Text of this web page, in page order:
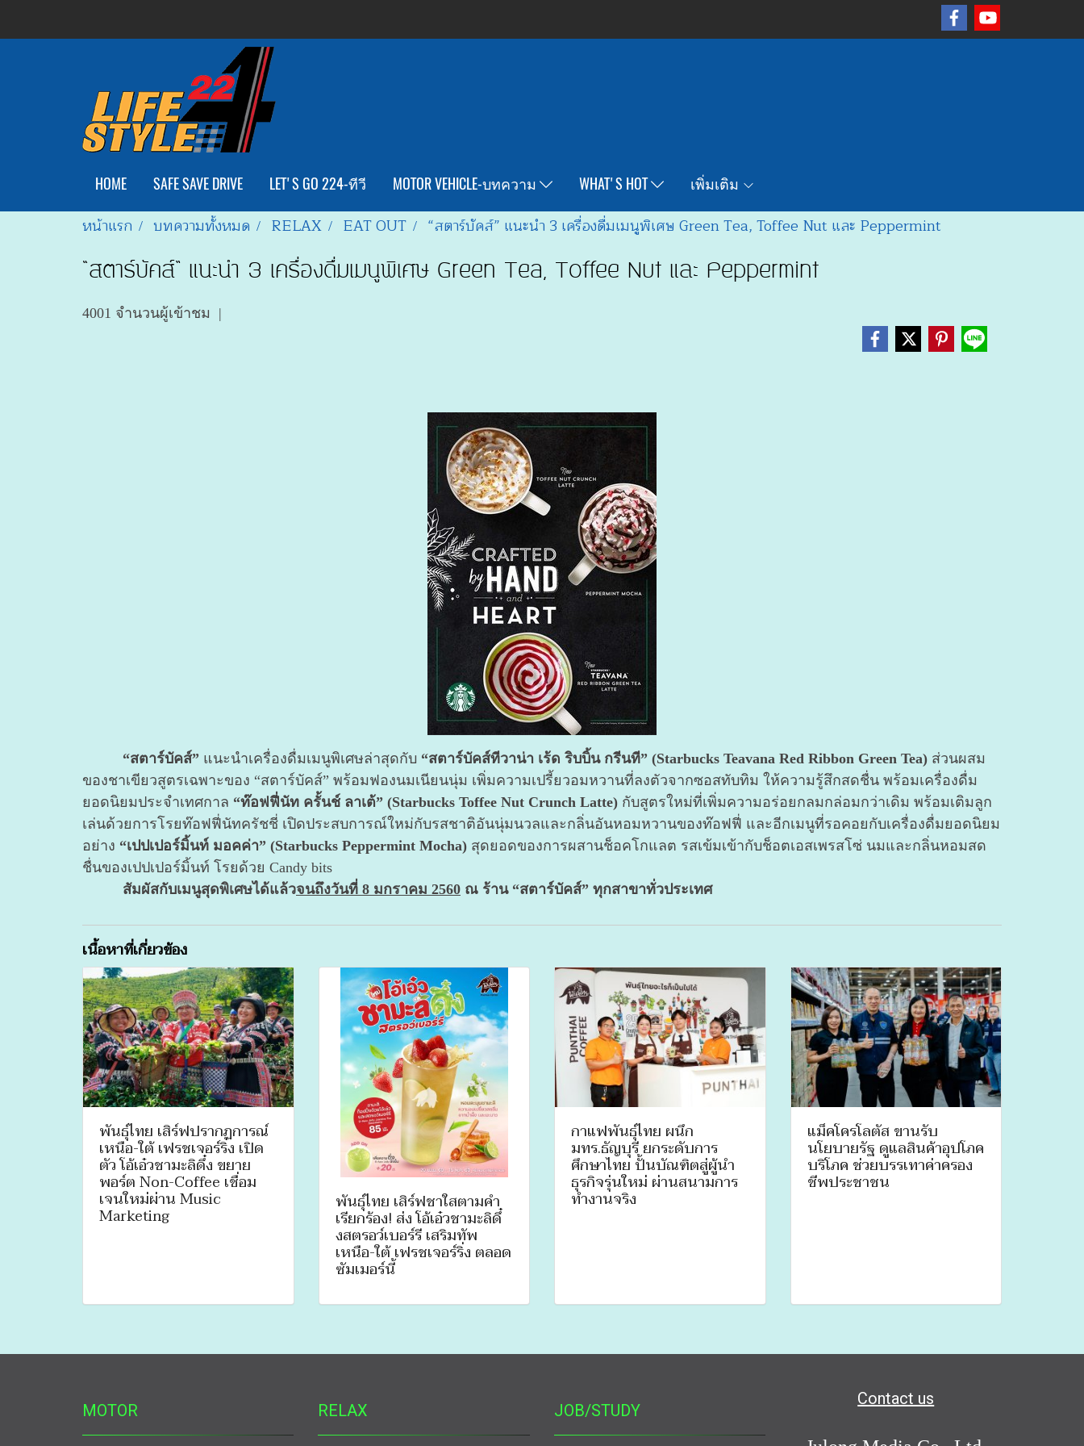
HOME SAFE SAVE DRIVE LET'S GO 224-ทีวี MOTOR VEHICLE-บทความ WHAT'S HOT เพิ่มเติม
หน้าแรก บทความทั้งหมด RELAX EAT OUT “สตาร์บัคส์” แนะนำ 3 เครื่องดื่มเมนูพิเศษ Green Tea, Toffee Nut และ Peppermint
“สตาร์บัคส์” แนะนำ 3 เครื่องดื่มเมนูพิเศษ Green Tea, Toffee Nut และ Peppermint
4001 จำนวนผู้เข้าชม |
“สตาร์บัคส์” แนะนำเครื่องดื่มเมนูพิเศษล่าสุดกับ “สตาร์บัคส์ทีวาน่า เร้ด ริบบิ้น กรีนที” (Starbucks Teavana Red Ribbon Green Tea) ส่วนผสม
ของชาเขียวสูตรเฉพาะของ “สตาร์บัคส์” พร้อมฟองนมเนียนนุ่ม เพิ่มความเปรี้ยวอมหวานที่ลงตัวจากซอสทับทิม ให้ความรู้สึกสดชื่น พร้อมเครื่องดื่ม
ยอดนิยมประจำเทศกาล “ท๊อฟฟี่นัท ครั้นช์ ลาเต้” (Starbucks Toffee Nut Crunch Latte) กับสูตรใหม่ที่เพิ่มความอร่อยกลมกล่อมกว่าเดิม พร้อมเติมลูก
เล่นด้วยการโรยท๊อฟฟี่นัทครัชชี่ เปิดประสบการณ์ใหม่กับรสชาติอันนุ่มนวลและกลิ่นอันหอมหวานของท๊อฟฟี่ และอีกเมนูที่รอคอยกับเครื่องดื่มยอดนิยม
อย่าง “เปปเปอร์มิ้นท์ มอคค่า” (Starbucks Peppermint Mocha) สุดยอดของการผสานช็อคโกแลต รสเข้มเข้ากับช็อตเอสเพรสโซ่ นมและกลิ่นหอมสด
ชื่นของเปปเปอร์มิ้นท์ โรยด้วย Candy bits
สัมผัสกับเมนูสุดพิเศษได้แล้วจนถึงวันที่ 8 มกราคม 2560 ณ ร้าน “สตาร์บัคส์” ทุกสาขาทั่วประเทศ
เนื้อหาที่เกี่ยวข้อง
พันธุ์ไทย เสิร์ฟปรากฏการณ์
เหนือ-ใต้ เฟรชเจอร์ริ่ง เปิด
ตัว โอ้เอ๋วชามะลิดึ๋ง ขยาย
พอร์ต Non-Coffee เชื่อม
เจนใหม่ผ่าน Music
Marketing
พันธุ์ไทย เสิร์ฟชาใสตามคำ
เรียกร้อง! ส่ง โอ้เอ๋วชามะลิดึ๋
งสตรอว์เบอร์รี เสริมทัพ
เหนือ-ใต้ เฟรชเจอร์ริ่ง ตลอด
ซัมเมอร์นี้
กาแฟพันธุ์ไทย ผนึก
มทร.ธัญบุรี ยกระดับการ
ศึกษาไทย ปั้นบัณฑิตสู่ผู้นำ
ธุรกิจรุ่นใหม่ ผ่านสนามการ
ทำงานจริง
แม็คโครโลตัส ขานรับ
นโยบายรัฐ ดูแลสินค้าอุปโภค
บริโภค ช่วยบรรเทาค่าครอง
ชีพประชาชน
MOTOR RELAX JOB/STUDY
Contact us